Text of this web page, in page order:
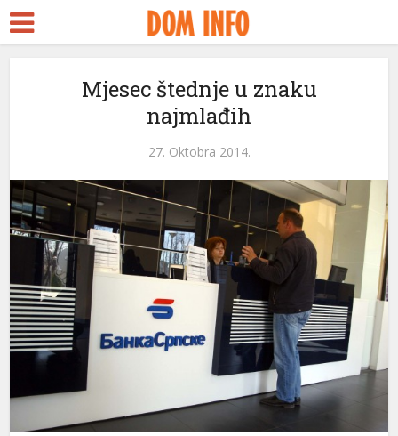
Mjesec štednje u znaku
najmlađih
27. Oktobra 2014.